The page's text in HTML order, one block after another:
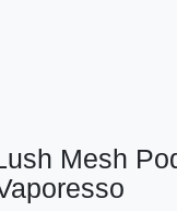
Mesh